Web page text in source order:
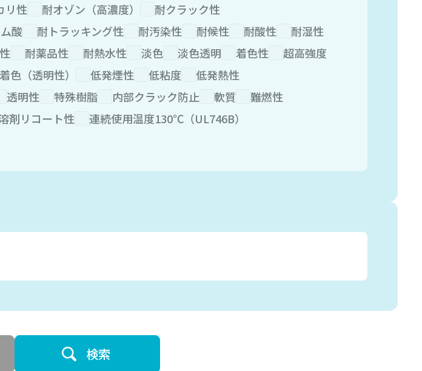
リ性 耐オゾン（高濃度）
耐クラック性
酸 耐トラッキング性 耐汚染性 耐候性 耐酸性
耐湿性
耐薬品性 耐熱水性 淡色 淡色透明 着色性
超高強度
色（透明性） 低発煙性 低粘度
低発熱性
透明性 特殊樹脂 内部クラック防止 軟質
難燃性
剤リコート性
連続使用温度130℃（UL746B）